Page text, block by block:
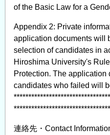
of the Basic Law for a
Appendix 2: Private
application documents will
selection of candidates in
Hiroshima University's
Protection. The application
candidates who failed will
*********************************
連絡先・Contact